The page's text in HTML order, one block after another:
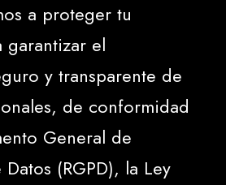
a proteger tu
garantizar el
y transparente de
de conformidad
General de
(RGPD), la Ley